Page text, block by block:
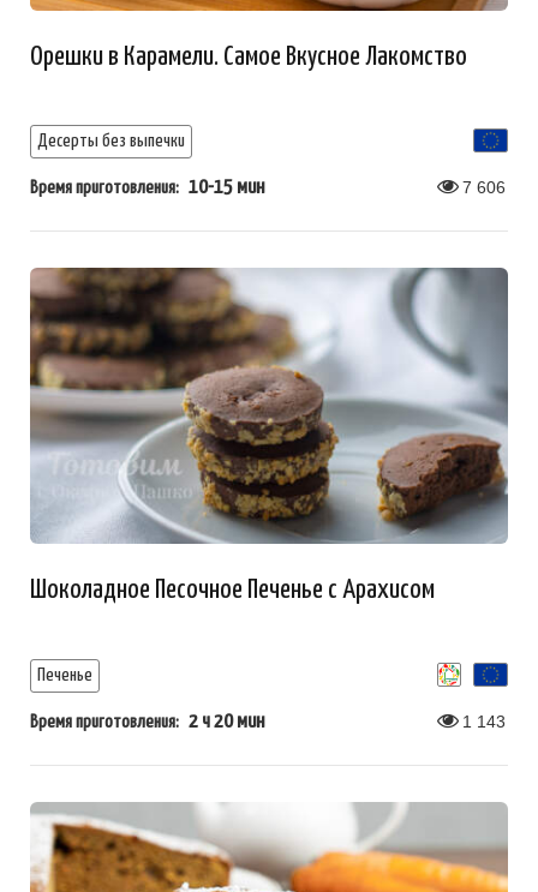
Орешки в Карамели. Самое Вкусное Лакомство
Десерты без выпечки
Время приготовления: 10-15 мин 7 606
Шоколадное Песочное Печенье с Арахисом
Печенье
Время приготовления: 2 ч 20 мин 1 143